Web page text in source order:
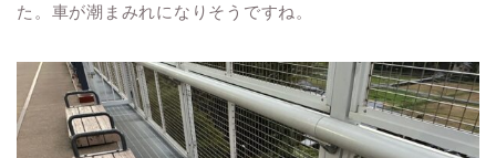
た。車が潮まみれになりそうですね。